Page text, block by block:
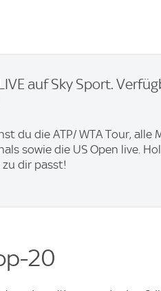
auf Sky Sport.
du die ATP/ WTA Tour, alle
sowie die US Open live.
zu dir passt!
20